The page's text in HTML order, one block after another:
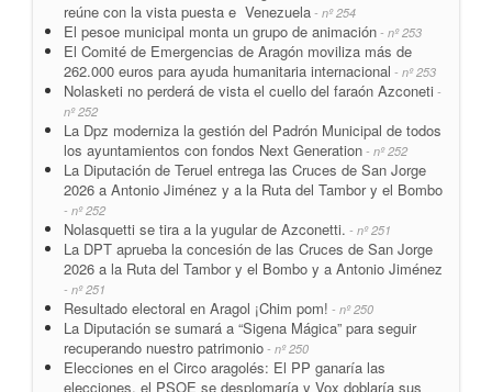
reúne con la vista puesta e Venezuela - nº 254
El pesoe municipal monta un grupo de animación - nº 253
El Comité de Emergencias de Aragón moviliza más de
262.000 euros para ayuda humanitaria internacional - nº 253
Nolasketi no perderá de vista el cuello del faraón Azconeti -
nº 252
La Dpz moderniza la gestión del Padrón Municipal de todos
los ayuntamientos con fondos Next Generation - nº 252
La Diputación de Teruel entrega las Cruces de San Jorge
2026 a Antonio Jiménez y a la Ruta del Tambor y el Bombo
- nº 252
Nolasquetti se tira a la yugular de Azconetti. - nº 251
La DPT aprueba la concesión de las Cruces de San Jorge
2026 a la Ruta del Tambor y el Bombo y a Antonio Jiménez
- nº 251
Resultado electoral en Aragol ¡Chim pom! - nº 250
La Diputación se sumará a “Sigena Mágica” para seguir
recuperando nuestro patrimonio - nº 250
Elecciones en el Circo aragolés: El PP ganaría las
elecciones, el PSOE se desplomaría y Vox doblaría sus